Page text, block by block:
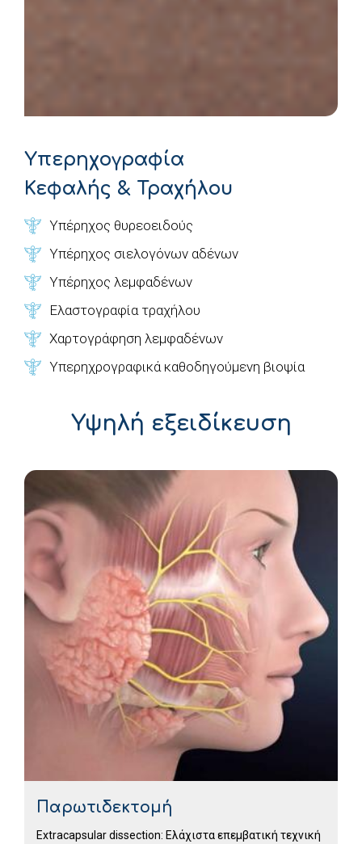
Υπερηχογραφία
Κεφαλής & Τραχήλου
Υπέρηχος θυρεοειδούς
Υπέρηχος σιελογόνων αδένων
Υπέρηχος λεμφαδένων
Ελαστογραφία τραχήλου
Χαρτογράφηση λεμφαδένων
Υπερηχρογραφικά καθοδηγούμενη βιοψία
Υψηλή εξειδίκευση
Παρωτιδεκτομή
Extracapsular dissection: Ελάχιστα επεμβατική τεχνική